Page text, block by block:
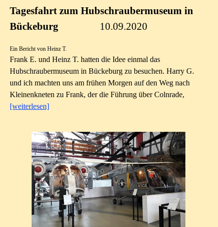
Tagesfahrt zum Hubschraubermuseum in
Bückeburg 10.09.2020
Ein Bericht von Heinz T.
Frank E. und Heinz T. hatten die Idee einmal das
Hubschraubermuseum in Bückeburg zu besuchen. Harry G.
und ich machten uns am frühen Morgen auf den Weg nach
Kleinenkneten zu Frank, derdie Führung über Colnrade,
[weiterlesen]